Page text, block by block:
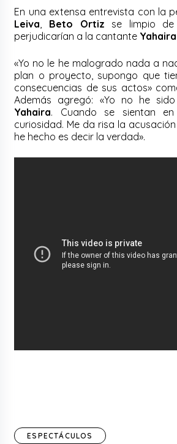
En una extensa entrevista con la
Leiva
Beto Ortiz se limpio de
perjudicarían a la cantante
«Yo no le he malogrado nada a
plan o proyecto, supongo que
consecuencias de sus actos»
Además agregó: «Yo no he
Yahaira. Cuando se sientan
curiosidad. Me da risa la
he hecho es decir la verdad».
ESPECTÁCULOS